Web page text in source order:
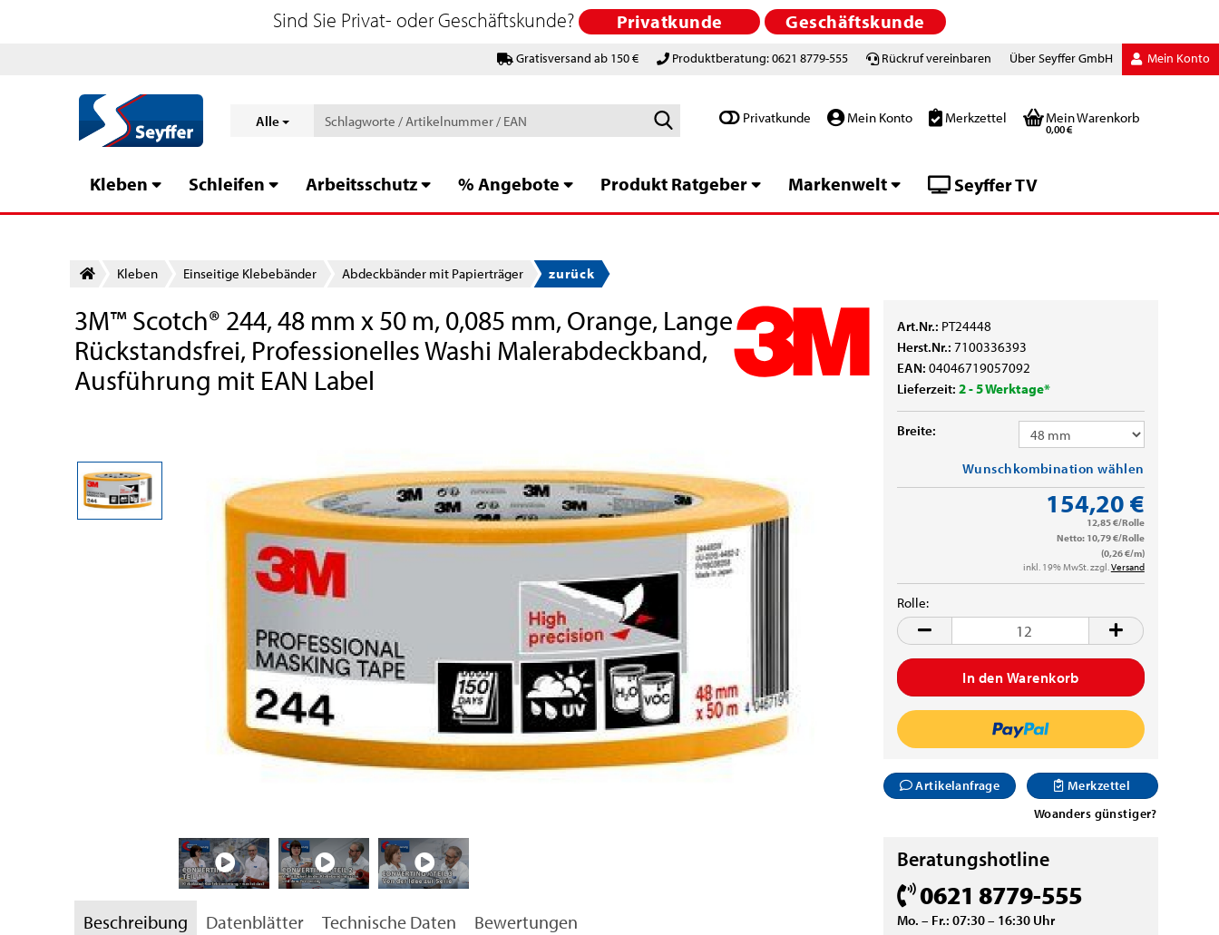
Gratisversand ab 150 € Produktberatung: 0621 8779-555 Rückruf vereinbaren Über Seyffer GmbH Mein Konto
Alle
Schlagworte
EAN
Privatkunde Mein Konto Merkzettel Mein Warenkorb
0,00 €
Sind Sie Privat- oder Geschäftskunde? Privatkunde Geschäftskunde
Kleben Schleifen Arbeitsschutz % Angebote Produkt Ratgeber Markenwelt Seyffer TV
Kleben Einseitige Klebebänder Abdeckbänder mit Papierträger zurück
3M™ Scotch® 244, 48 mm x 50 m, 0,085 mm, Orange, Lange
Rückstandsfrei, Professionelles Washi Malerabdeckband,
Ausführung mit EAN Label
Art.Nr.: PT24448
Herst.Nr.:7100336393
EAN:04046719057092
Lieferzeit:2 - 5 Werktage*
Breite:
Wunschkombination wählen
154,20 €
12,85 €/Rolle
Netto: 10,79 €/Rolle
(0,26 €/m)
inkl. 19% MwSt. zzgl.Versand
Rolle:
Rolle
Artikelanfrage
Merkzettel
Woanders günstiger?
Beratungshotline
0621 8779-555
Mo. – Fr.: 07:30 – 16:30 Uhr
Beschreibung Datenblätter Technische Daten Bewertungen